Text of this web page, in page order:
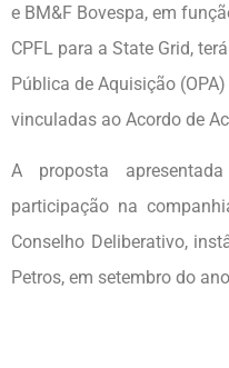
e BM&F Bovespa, em
CPFL para a State Grid,
Pública de Aquisição
vinculadas ao Acordo de
A proposta
participação na
Conselho Deliberativo,
Petros, em setembro do